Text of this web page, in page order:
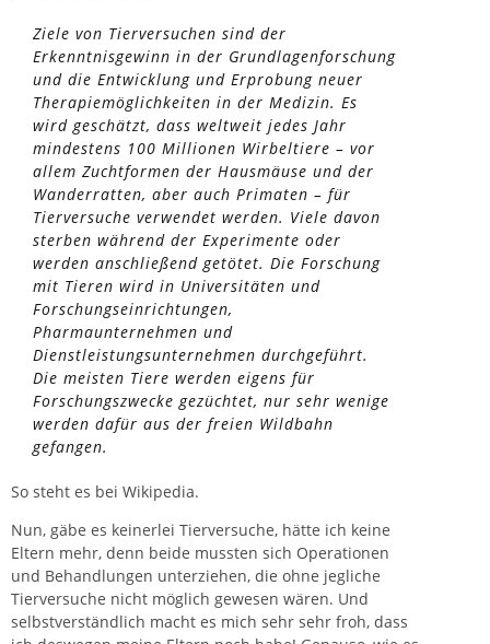
Ziele von Tierversuchen sind der
Erkenntnisgewinn in der Grundlagenforschung
und die Entwicklung und Erprobung neuer
Therapiemöglichkeiten in der Medizin. Es
wird geschätzt, dass weltweit jedes Jahr
mindestens 100 Millionen Wirbeltiere – vor
allem Zuchtformen der Hausmäuse und der
Wanderratten, aber auch Primaten – für
Tierversuche verwendet werden. Viele davon
sterben während der Experimente oder
werden anschließend getötet. Die Forschung
mit Tieren wird in Universitäten und
Forschungseinrichtungen,
Pharmaunternehmen und
Dienstleistungsunternehmen durchgeführt.
Die meisten Tiere werden eigens für
Forschungszwecke gezüchtet, nur sehr wenige
werden dafür aus der freien Wildbahn
gefangen.
So steht es bei Wikipedia.
Nun, gäbe es keinerlei Tierversuche, hätte ich keine
Eltern mehr, denn beide mussten sich Operationen
und Behandlungen unterziehen, die ohne jegliche
Tierversuche nicht möglich gewesen wären. Und
selbstverständlich macht es mich sehr sehr froh, dass